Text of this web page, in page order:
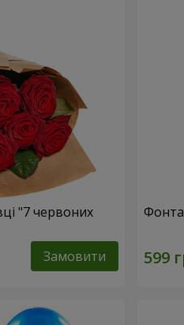
"7 червоних
Замовити